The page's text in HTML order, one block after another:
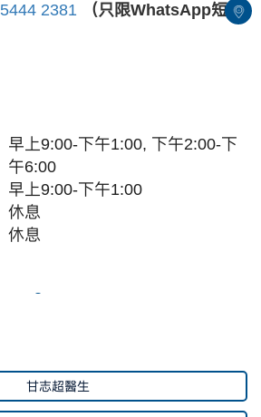
5444 2381
（只限WhatsApp短訊
早上9:00-下午1:00, 下午2:00-下
午6:00
早上9:00-下午1:00
休息
休息
甘志超醫生